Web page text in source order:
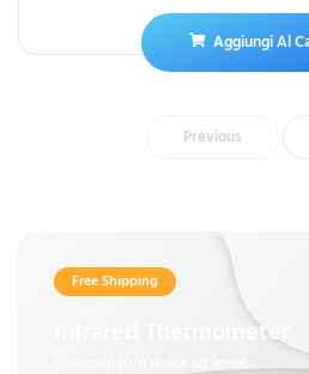
Aggiungi Al
Previous
Free Shipping
Infrared Thermometer
Lorem ipsum dolor sit amet.